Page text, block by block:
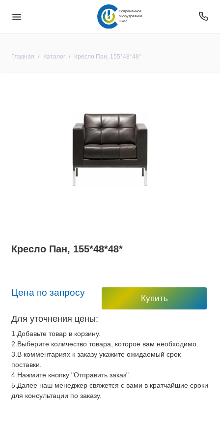
Современное
оборудование
школ
Главная Каталог Кресло Пан, 155*48*48*
Кресло Пан, 155*48*48*
Цена по запросу
Купить
Для уточнения цены:
1.Добавьте товар в корзину.
2.Выберите количество товара, которое вам необходимо.
3.В комментариях к заказу укажите ожидаемый срок
поставки.
4.Нажмите кнопку "Отправить заказ".
5.Далее наш менеджер свяжется с вами в кратчайшие сроки
для консультации по заказу.